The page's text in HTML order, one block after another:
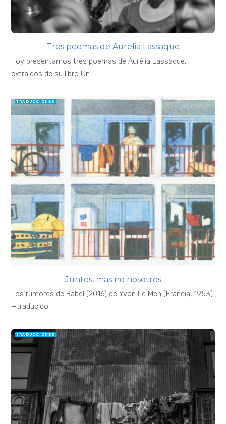
Tres poemas de Aurélia Lassaque
Hoy presentamos tres poemas de Aurélia Lassaque,
extraídos de su libro Un
TRADUCCIONES
Juntos, mas no nosotros
Los rumores de Babel (2016) de Yvon Le Men (Francia, 1953)
—traducido
TRADUCCIONES